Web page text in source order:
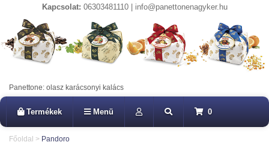
Kapcsolat: 06303481110 | info@panettonenagyker.hu
Panettone: olasz karácsonyi kalács
Termékek Menü 0
Főoldal > Pandoro